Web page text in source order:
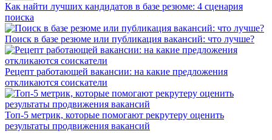
Как найти лучших кандидатов в базе резюме: 4 сценария
поиска
Поиск в базе резюме или публикация вакансий: что лучше?
Рецепт работающей вакансии: на какие предложения
откликаются соискатели
Топ-5 метрик, которые помогают рекрутеру оценить
результаты продвижения вакансий